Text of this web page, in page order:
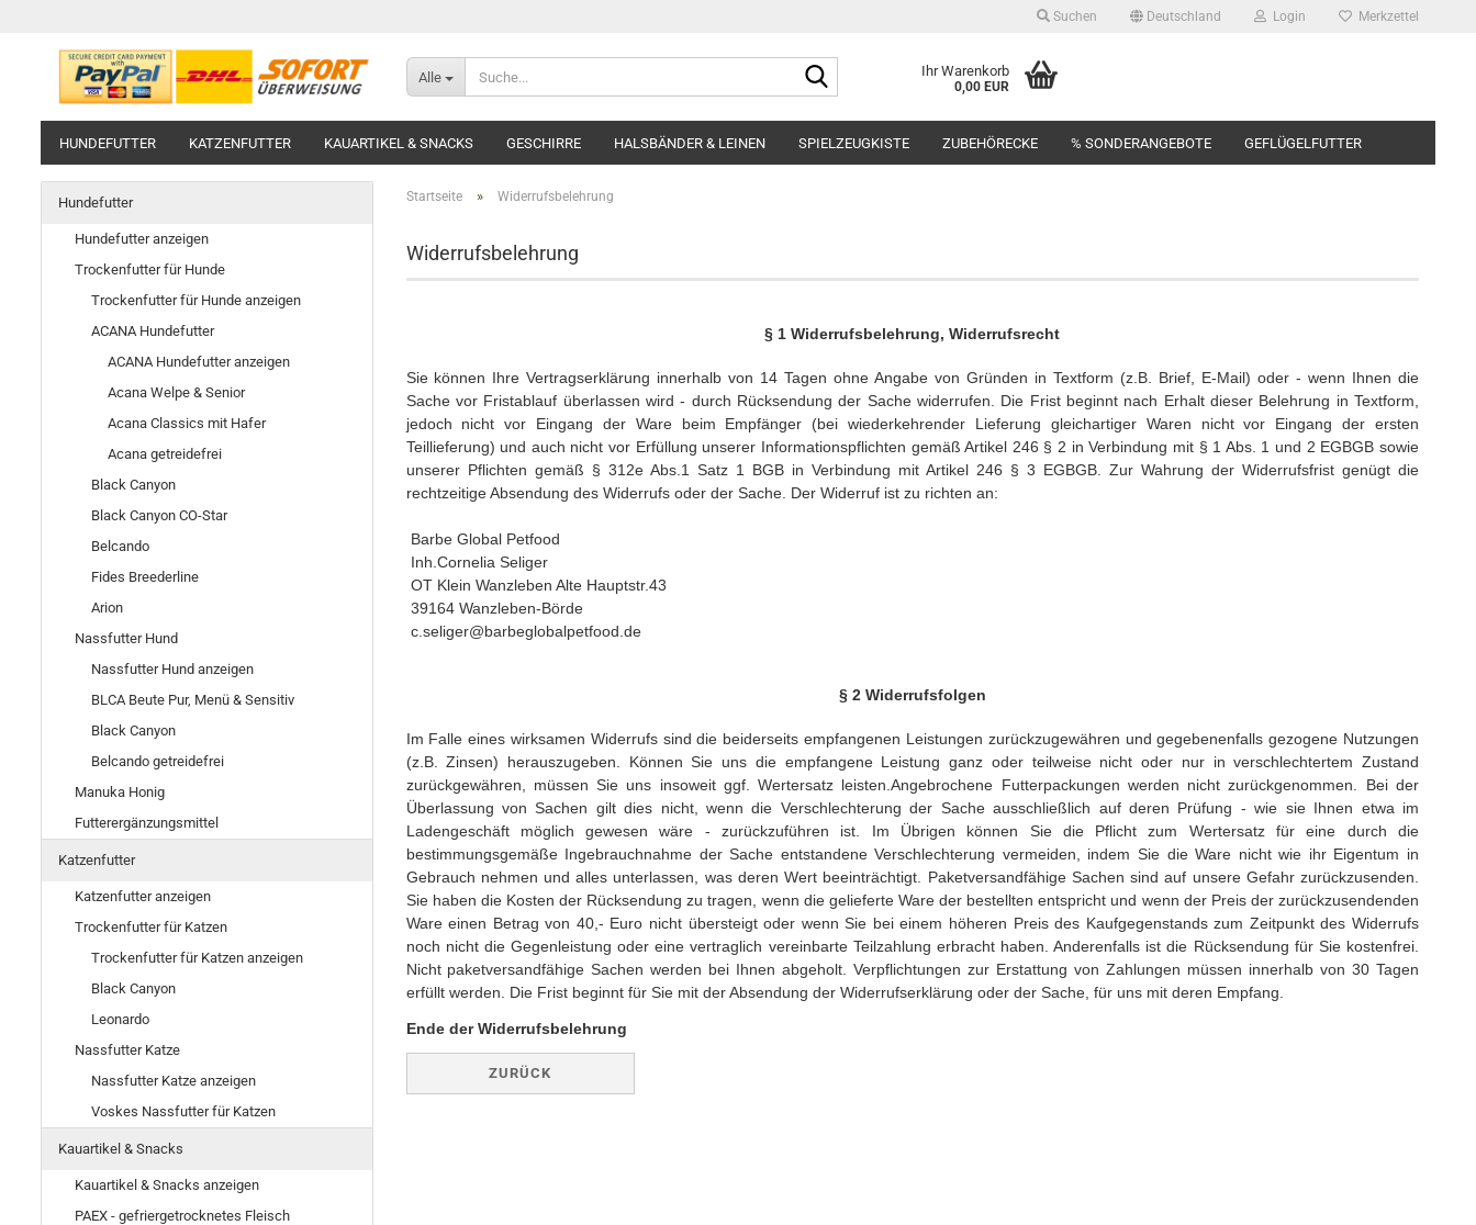
Suchen Deutschland Login Merkzettel
Alle Ihr Warenkorb
0,00 EUR
HUNDEFUTTER KATZENFUTTER KAUARTIKEL & SNACKS GESCHIRRE HALSBÄNDER & LEINEN SPIELZEUGKISTE ZUBEHÖRECKE % SONDERANGEBOTE GEFLÜGELFUTTER
Startseite » Widerrufsbelehrung
Widerrufsbelehrung
§ 1 Widerrufsbelehrung, Widerrufsrecht
Sie können Ihre Vertragserklärung innerhalb von 14 Tagen ohne Angabe von Gründen in Textform (z.B. Brief, E-Mail) oder - wenn Ihnen die
Sache vor Fristablauf überlassen wird - durch Rücksendung der Sache widerrufen. Die Frist beginnt nach Erhalt dieser Belehrung in Textform,
jedoch nicht vor Eingang der Ware beim Empfänger (bei wiederkehrender Lieferung gleichartiger Waren nicht vor Eingang der ersten
Teillieferung) und auch nicht vor Erfüllung unserer Informationspflichten gemäß Artikel 246 § 2 in Verbindung mit § 1 Abs. 1 und 2 EGBGB sowie
unserer Pflichten gemäß § 312e Abs.1 Satz 1 BGB in Verbindung mit Artikel 246 § 3 EGBGB. Zur Wahrung der Widerrufsfrist genügt die
rechtzeitige Absendung des Widerrufs oder der Sache. Der Widerruf ist zu richten an:
Barbe Global Petfood
Inh.Cornelia Seliger
OTKlein Wanzleben Alte Hauptstr.43
39164 Wanzleben-Börde
c.seliger@barbeglobalpetfood.de
§ 2 Widerrufsfolgen
Im Falle eines wirksamen Widerrufs sind die beiderseits empfangenen Leistungen zurückzugewähren und gegebenenfalls gezogene Nutzungen
(z.B. Zinsen) herauszugeben. Können Sie uns die empfangene Leistung ganz oder teilweise nicht oder nur in verschlechtertem Zustand
zurückgewähren, müssen Sie uns insoweit ggf. Wertersatz leisten.Angebrochene Futterpackungen werden nicht zurückgenommen. Bei der
Überlassung von Sachen gilt dies nicht, wenn die Verschlechterung der Sache ausschließlich auf deren Prüfung - wie sie Ihnen etwa im
Ladengeschäft möglich gewesen wäre - zurückzuführen ist. Im Übrigen können Sie die Pflicht zum Wertersatz für eine durch die
bestimmungsgemäße Ingebrauchnahme der Sache entstandene Verschlechterung vermeiden, indem Sie die Ware nicht wie ihr Eigentum in
Gebrauch nehmen und alles unterlassen, was deren Wert beeinträchtigt. Paketversandfähige Sachen sind auf unsere Gefahr zurückzusenden.
Sie haben die Kosten der Rücksendung zu tragen, wenn die gelieferte Ware der bestellten entspricht und wenn der Preis der zurückzusendenden
Ware einen Betrag von 40,- Euro nicht übersteigt oder wenn Sie bei einem höheren Preis des Kaufgegenstands zum Zeitpunkt des Widerrufs
noch nicht die Gegenleistung oder eine vertraglich vereinbarte Teilzahlung erbracht haben. Anderenfalls ist die Rücksendung für Sie kostenfrei.
Nicht paketversandfähige Sachen werden bei Ihnen abgeholt. Verpflichtungen zur Erstattung von Zahlungen müssen innerhalb von 30 Tagen
erfüllt werden. Die Frist beginnt für Sie mit der Absendung der Widerrufserklärung oder der Sache, für uns mit deren Empfang.
Ende der Widerrufsbelehrung
ZURÜCK
Hundefutter
Hundefutter anzeigen
Trockenfutter für Hunde
Trockenfutter für Hunde anzeigen
ACANA Hundefutter
ACANA Hundefutter anzeigen
Acana Welpe & Senior
Acana Classics mit Hafer
Acana getreidefrei
Black Canyon
Black Canyon CO-Star
Belcando
Fides Breederline
Arion
Nassfutter Hund
Nassfutter Hund anzeigen
BLCA Beute Pur, Menü & Sensitiv
Black Canyon
Belcando getreidefrei
Manuka Honig
Futterergänzungsmittel
Katzenfutter
Katzenfutter anzeigen
Trockenfutter für Katzen
Trockenfutter für Katzen anzeigen
Black Canyon
Leonardo
Nassfutter Katze
Nassfutter Katze anzeigen
Voskes Nassfutter für Katzen
Kauartikel & Snacks
Kauartikel & Snacks anzeigen
PAEX - gefriergetrocknetes Fleisch